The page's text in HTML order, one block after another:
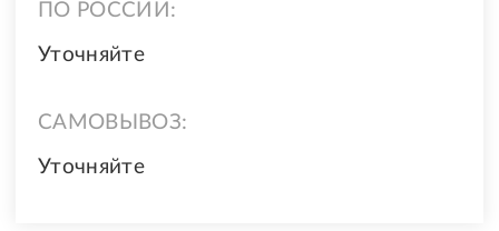
ПО РОССИИ:
Уточняйте
САМОВЫВОЗ:
Уточняйте